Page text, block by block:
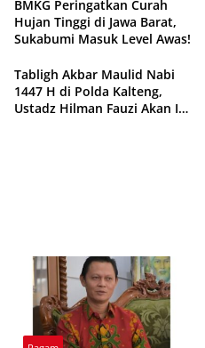
BMKG Peringatkan Curah
Hujan Tinggi di Jawa Barat,
Sukabumi Masuk Level Awas!
Tabligh Akbar Maulid Nabi
1447 H di Polda Kalteng,
Ustadz Hilman Fauzi Akan Isi